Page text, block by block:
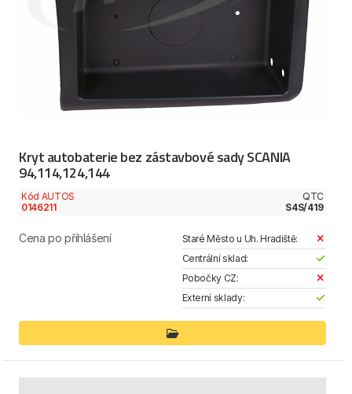
Kryt autobaterie bez zástavbové sady SCANIA
94,114,124,144
Kód AUTOS
0146211
QTC
S4S/419
Cena po přihlášení
Staré Město u Uh. Hradiště:
Centrální sklad:
Pobočky CZ:
Externí sklady: